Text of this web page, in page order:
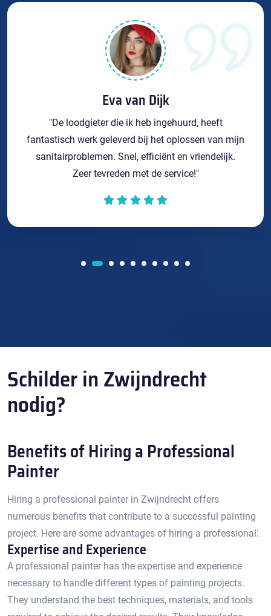
Eva van Dijk
"De loodgieter die ik heb ingehuurd, heeft
fantastisch werk geleverd bij het oplossen van mijn
sanitairproblemen. Snel, efficiënt en vriendelijk.
Zeer tevreden met de service!"
Schilder in Zwijndrecht
nodig?
Benefits of Hiring a Professional
Painter
Hiring a professional painter in Zwijndrecht offers
numerous benefits that contribute to a successful painting
project.​ Here are some advantages of hiring a professional⁚
Expertise and Experience
A professional painter has the expertise and experience
necessary to handle different types of painting projects.​
They understand the best techniques, materials, and tools